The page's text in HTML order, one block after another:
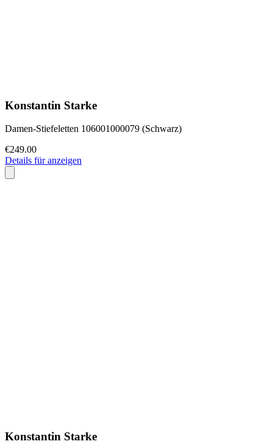
Konstantin Starke
Damen-Stiefeletten 106001000079 (Schwarz)
€249.00
Details für anzeigen
Konstantin Starke